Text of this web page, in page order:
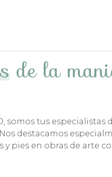
de la
somos tus
destacamos
pies en obras de arte
en el sector